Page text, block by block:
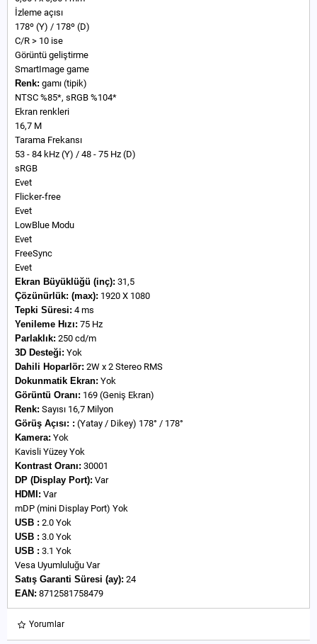
İzleme açısı
178º (Y) / 178º (D)
C/R > 10 ise
Görüntü geliştirme
SmartImage game
Renk: gamı (tipik)
NTSC %85*, sRGB %104*
Ekran renkleri
16,7 M
Tarama Frekansı
53 - 84 kHz (Y) / 48 - 75 Hz (D)
sRGB
Evet
Flicker-free
Evet
LowBlue Modu
Evet
FreeSync
Evet
Ekran Büyüklüğü (inç): 31,5
Çözünürlük: (max): 1920 X 1080
Tepki Süresi: 4 ms
Yenileme Hızı: 75 Hz
Parlaklık: 250 cd/m
3D Desteği: Yok
Dahili Hoparlör: 2W x 2 Stereo RMS
Dokunmatik Ekran: Yok
Görüntü Oranı: 169 (Geniş Ekran)
Renk: Sayısı 16,7 Milyon
Görüş Açısı: : (Yatay / Dikey) 178° / 178°
Kamera: Yok
Kavisli Yüzey Yok
Kontrast Oranı: 30001
DP (Display Port): Var
HDMI: Var
mDP (mini Display Port) Yok
USB : 2.0 Yok
USB : 3.0 Yok
USB : 3.1 Yok
Vesa Uyumluluğu Var
Satış Garanti Süresi (ay): 24
EAN: 8712581758479
Yorumlar